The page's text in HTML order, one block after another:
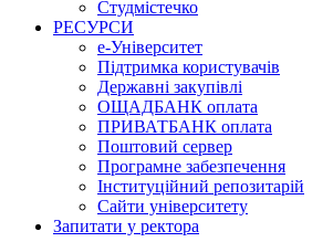
Студмістечко
РЕСУРСИ
е-Університет
Підтримка користувачів
Державні закупівлі
ОЩАДБАНК оплата
ПРИВАТБАНК оплата
Поштовий сервер
Програмне забезпечення
Інституційний репозитарій
Сайти університету
Запитати у ректора